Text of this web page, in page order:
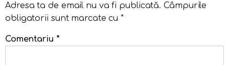
Adresa ta de email nu va fi publicată. Câmpurile
obligatorii sunt marcate cu*
Comentariu *